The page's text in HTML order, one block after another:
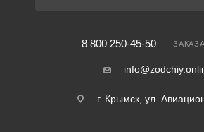
8 800 250-45-50
г. Крымск, ул.